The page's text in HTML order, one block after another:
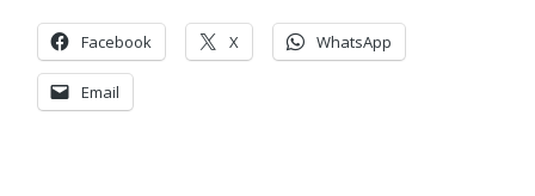
Facebook X WhatsApp
Email